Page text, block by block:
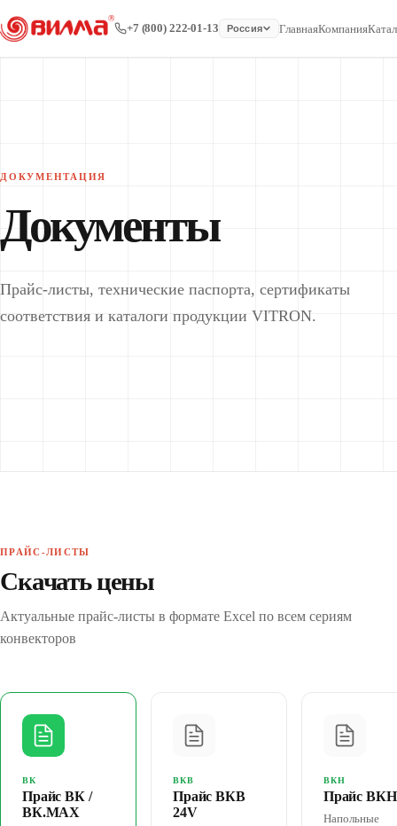
+7 (800) 222-01-13 Россия ГлавнаяКомпания
ДОКУМЕНТАЦИЯ
Документы
Прайс-листы, технические паспорта, сертификаты
соответствия и каталоги продукции VITRON.
ПРАЙС-ЛИСТЫ
Скачать цены
Актуальные прайс-листы в формате Excel по всем сериям
конвекторов
ВК
Прайс ВК /
ВК.MAX
ВКВ
Прайс ВКВ
24V
ВКН
Прайс ВКН
Напольные